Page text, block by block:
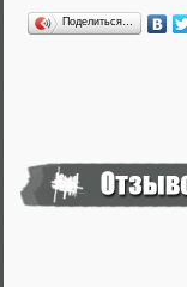
Поделиться…